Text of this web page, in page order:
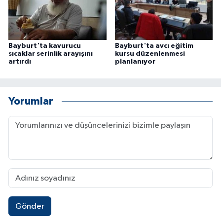
Bayburt'ta kavurucu
sıcaklar serinlik arayışını
artırdı
Bayburt'ta avcı eğitim
kursu düzenlenmesi
planlanıyor
Yorumlar
Gönder